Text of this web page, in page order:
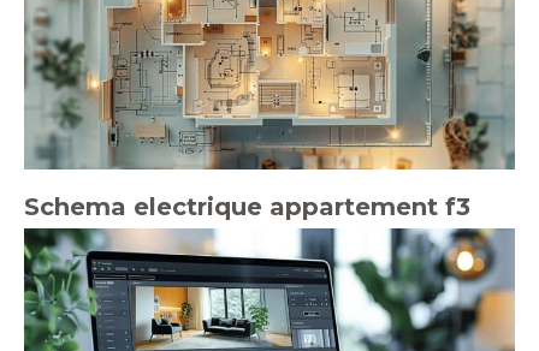
Schema electrique appartement f3